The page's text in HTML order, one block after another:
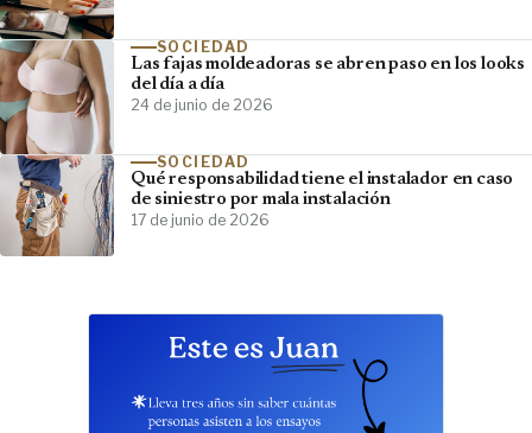
SOCIEDAD
Las fajas moldeadoras se abren paso en los looks
del día a día
24 de junio de 2026
SOCIEDAD
Qué responsabilidad tiene el instalador en caso
de siniestro por mala instalación
17 de junio de 2026